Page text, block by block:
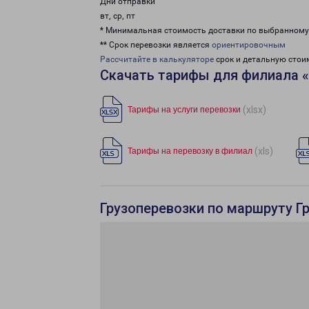
вт, ср, пт
* Минимальная стоимость доставки по
** Срок перевозки является ориентировочным
Рассчитайте в калькуляторе срок и детальную
Скачать тарифы для филиала
Тарифы на услуги перевозки (xlsx)
Тарифы на перевозку в филиал (xls)
Грузоперевозки по маршруту